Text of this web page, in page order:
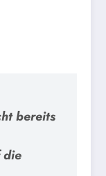
bereits
die